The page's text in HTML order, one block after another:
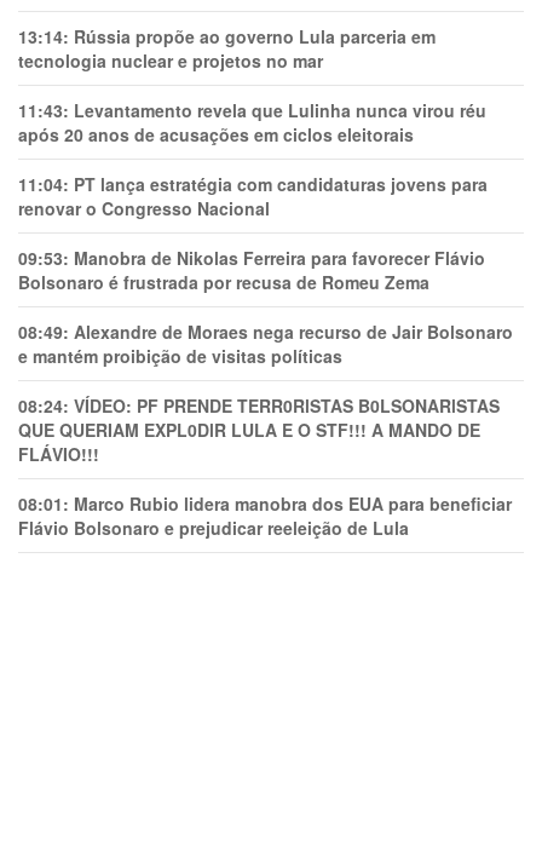
13:14: Rússia propõe ao governo Lula parceria em
tecnologia nuclear e projetos no mar
11:43: Levantamento revela que Lulinha nunca virou réu
após 20 anos de acusações em ciclos eleitorais
11:04: PT lança estratégia com candidaturas jovens para
renovar o Congresso Nacional
09:53: Manobra de Nikolas Ferreira para favorecer Flávio
Bolsonaro é frustrada por recusa de Romeu Zema
08:49: Alexandre de Moraes nega recurso de Jair Bolsonaro
e mantém proibição de visitas políticas
08:24: VÍDEO: PF PRENDE TERR0RlSTAS B0LSONARlSTAS
QUE QUERIAM EXPL0DlR LULA E O STF!!! A MANDO DE
FLÁVIO!!!
08:01: Marco Rubio lidera manobra dos EUA para beneficiar
Flávio Bolsonaro e prejudicar reeleição de Lula